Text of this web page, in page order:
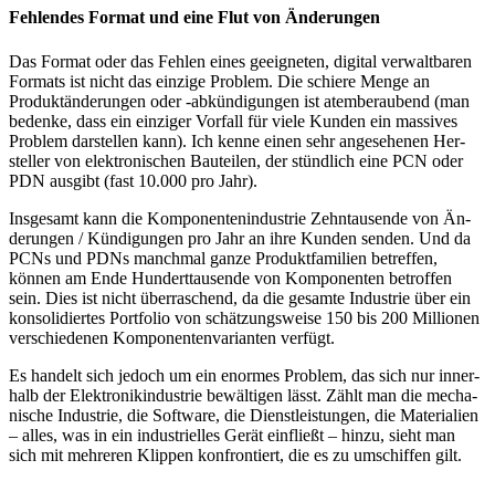
Fehlendes Format und eine Flut von Änderungen
Das Format oder das Fehlen eines geeigneten, digital verwaltbaren
Formats ist nicht das einzige Problem. Die schiere Menge an
Produkt­än­de­rungen oder -ab­kün­di­gungen ist atem­be­raubend (man
bedenke, dass ein einziger Vor­fall für viele Kunden ein mas­si­ves
Problem dar­stellen kann). Ich kenne einen sehr an­ge­se­henen Her­
stel­ler von elektro­ni­schen Bauteilen, der stündlich eine PCN oder
PDN aus­gibt (fast 10.000 pro Jahr).
Ins­ge­samt kann die Kom­po­nenten­in­dustrie Zehn­tau­sende von Än­
de­run­gen / Kün­di­gungen pro Jahr an ihre Kunden senden. Und da
PCNs und PDNs manch­mal ganze Pro­dukt­fa­milien be­treffen,
können am Ende Hundert­tau­sende von Kom­po­nenten be­troffen
sein. Dies ist nicht über­ra­schend, da die gesamte In­dus­trie über ein
kon­so­li­diertes Port­fo­lio von schät­zungs­weise 150 bis 200 Millionen
ver­schie­denen Kom­po­nen­ten­va­rian­ten verfügt.
Es handelt sich jedoch um ein enormes Pro­blem, das sich nur in­ner­
halb der Elek­tronik­in­dustrie be­wäl­tigen lässt. Zählt man die me­cha­
nische In­dus­trie, die Soft­ware, die Dienst­leis­tungen, die Ma­te­ria­lien
– alles, was in ein in­dus­triel­les Gerät einfließt – hinzu, sieht man
sich mit me­hre­ren Klip­pen kon­fron­tiert, die es zu um­schiffen gilt.